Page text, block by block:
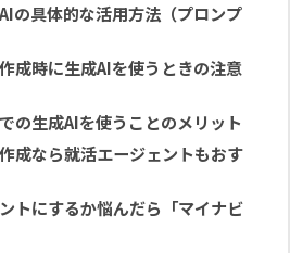
の具体的な活用方法（プロンプ
成時に生成AIを使うときの注意
の生成AIを使うことのメリット
成なら就活エージェントもおす
トにするか悩んだら「マイナビ